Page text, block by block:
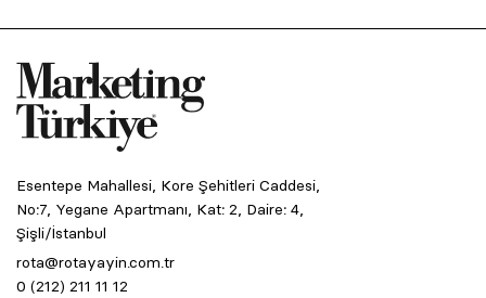
Esentepe Mahallesi, Kore Şehitleri Caddesi,
No:7, Yegane Apartmanı, Kat: 2, Daire: 4,
Şişli/İstanbul
rota@rotayayin.com.tr
0 (212) 211 11 12